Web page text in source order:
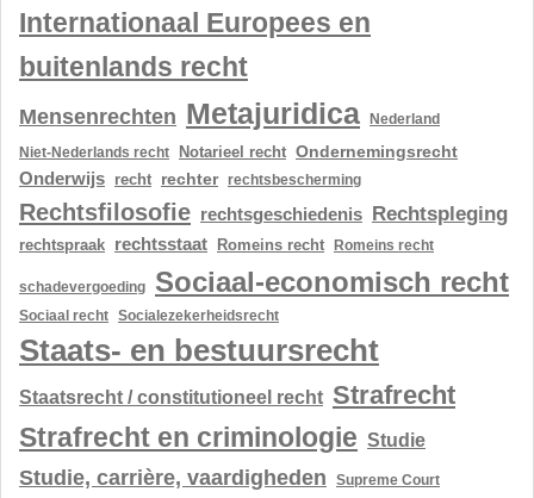
Internationaal Europees en
buitenlands recht
Mensenrechten Metajuridica
Nederland
Niet-Nederlands recht
Notarieel recht Ondernemingsrecht
Onderwijs recht rechter rechtsbescherming
Rechtsfilosofie rechtsgeschiedenis Rechtspleging
rechtspraak rechtsstaat Romeins recht Romeins recht
schadevergoeding Sociaal-economisch recht
Sociaal recht Socialezekerheidsrecht
Staats- en bestuursrecht
Staatsrecht / constitutioneel recht Strafrecht
Strafrecht en criminologie Studie
Studie, carrière, vaardigheden Supreme Court